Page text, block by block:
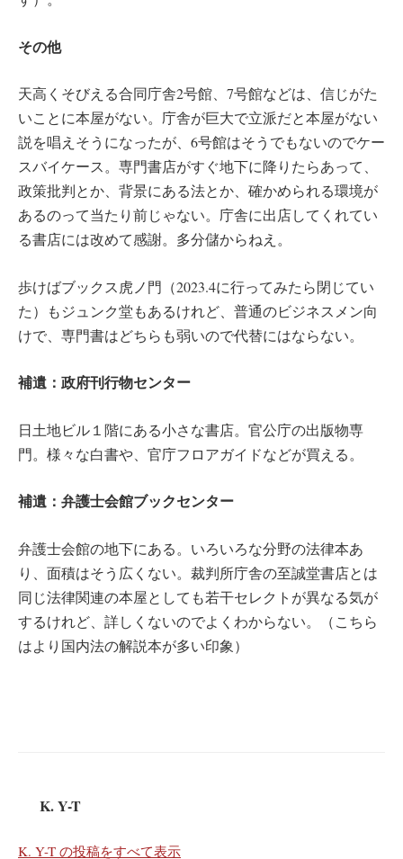
その他
天高くそびえる合同庁舎2号館、7号館などは、信じがた
いことに本屋がない。庁舎が巨大で立派だと本屋がない
説を唱えそうになったが、6号館はそうでもないのでケー
スバイケース。専門書店がすぐ地下に降りたらあって、
政策批判とか、背景にある法とか、確かめられる環境が
あるのって当たり前じゃない。庁舎に出店してくれてい
る書店には改めて感謝。多分儲からねえ。
歩けばブックス虎ノ門（2023.4に行ってみたら閉じてい
た）もジュンク堂もあるけれど、普通のビジネスメン向
けで、専門書はどちらも弱いので代替にはならない。
補遺：政府刊行物センター
日土地ビル１階にある小さな書店。官公庁の出版物専
門。様々な白書や、官庁フロアガイドなどが買える。
補遺：弁護士会館ブックセンター
弁護士会館の地下にある。いろいろな分野の法律本あ
り、面積はそう広くない。裁判所庁舎の至誠堂書店とは
同じ法律関連の本屋としても若干セレクトが異なる気が
するけれど、詳しくないのでよくわからない。（こちら
はより国内法の解説本が多い印象）
K. Y-T
K. Y-T の投稿をすべて表示